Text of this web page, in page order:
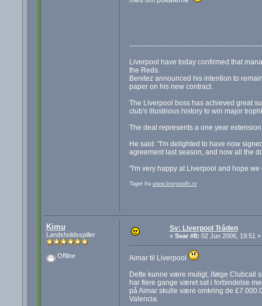
Liverpool have today confirmed that
the Reds.
Benitez announced his intention to
paper on his new contract.
The Liverpool boss has achieved great
club's illustrious history to win major
The deal represents a one year
He said: "I'm delighted to have now
agreement last season, and now all the
"I'm very happy at Liverpool and hope
Taget fra www.liverpoolfc.tv
Kimu
Landsholdsspiller
Offline
Sv: Liverpool Tråden
« Svar #8: 02 Jun 2006, 19:51 »
Aimar til Liverpool
Dette kunne være muligt, ifølge Clubcall
har flere gange været sat i forbindelse
på Aimar skulle være omkring de
Valencia.